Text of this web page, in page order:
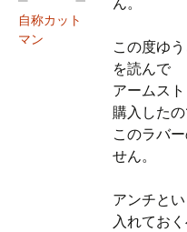
自称カット
マン
この度ゆ
を読んで
アームス
購入したの
このラバ
せん。
アンチと
入れておく